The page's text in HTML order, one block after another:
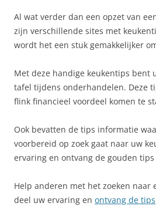
Al wat verder dan een opzet van
zijn verschillende sites met
wordt het een stuk gemakkelijker
Met deze handige keukentips bent
tafel tijdens onderhandelen. Deze
flink financieel voordeel komen te
Ook bevatten de tips informatie
voorbereid op zoek gaat naar uw
ervaring en ontvang de gouden
Help anderen met het zoeken naar
deel uw ervaring en ontvang de tips